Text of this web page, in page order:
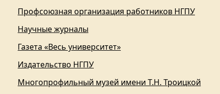
Профсоюзная организация работников НГПУ
Научные журналы
Газета «Весь университет»
Издательство НГПУ
Многопрофильный музей имени Т.Н. Троицкой